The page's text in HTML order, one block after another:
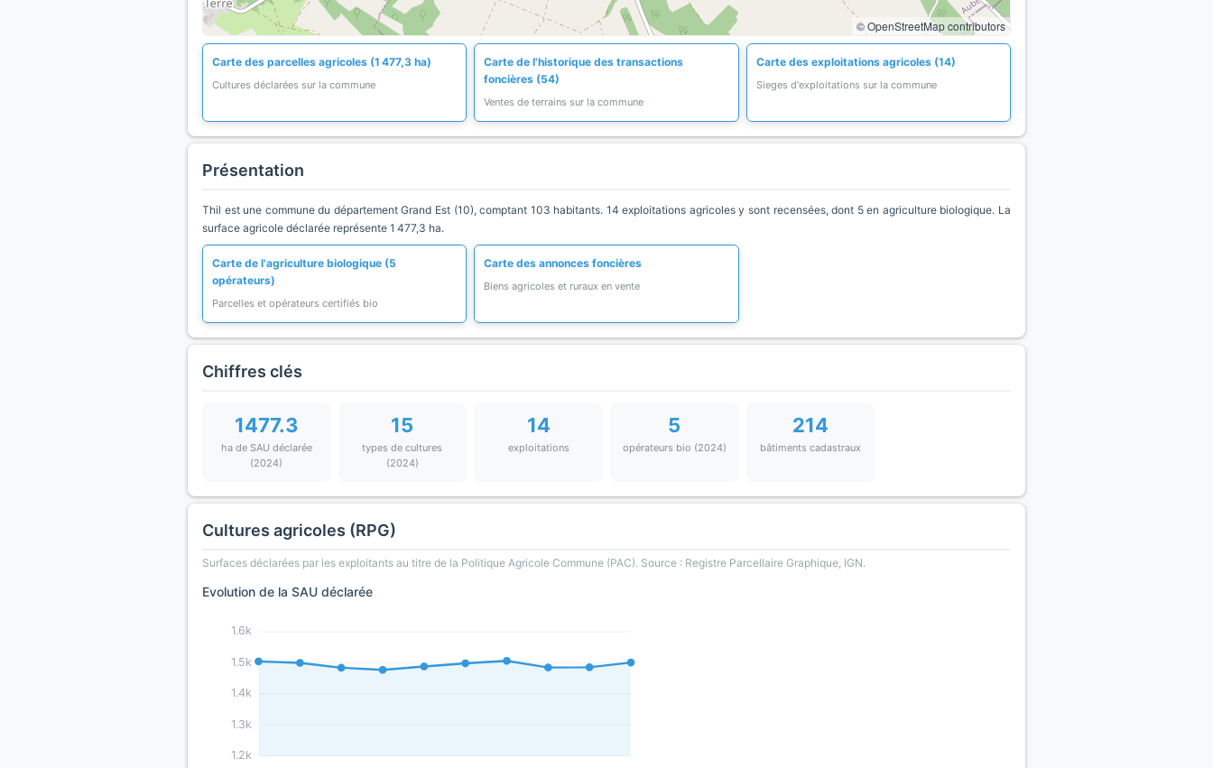
© OpenStreetMap contributors
Carte des parcelles agricoles (1 477,3 ha)
Cultures déclarées sur la commune
Carte de l'historique des transactions
foncières (54)
Ventes de terrains sur la commune
Carte des exploitations agricoles (14)
Sieges d'exploitations sur la commune
Présentation
Thil est une commune du département Grand Est (10), comptant 103 habitants. 14 exploitations agricoles y sont recensées, dont 5 en agriculture biologique. La
surface agricole déclarée représente 1 477,3 ha.
Carte de l'agriculture biologique (5
opérateurs)
Parcelles et opérateurs certifiés bio
Carte des annonces foncières
Biens agricoles et ruraux en vente
Chiffres clés
1477.3
ha de SAU déclarée
(2024)
15
types de cultures
(2024)
14
exploitations
5
opérateurs bio (2024)
214
bâtiments cadastraux
Cultures agricoles (RPG)
Surfaces déclarées par les exploitants au titre de la Politique Agricole Commune (PAC). Source : Registre Parcellaire Graphique, IGN.
Evolution de la SAU déclarée
1.2k
1.3k
1.4k
1.5k
1.6k